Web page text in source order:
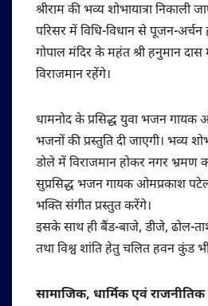
श्रीराम की भव्य शोभायात्रा निकाली
परिसर में विधि-विधान से पूजन-
गोपाल मंदिर के महंत श्री हनुमान दास
विराजमान रहेंगे।
धामनोद के प्रसिद्ध युवा भजन गायक
भजनों की प्रस्तुति दी जाएगी। भव्य
डोले में विराजमान होकर नगर भ्रमण
सुप्रसिद्ध भजन गायक ओमप्रकाश
भक्ति संगीत प्रस्तुत करेंगे।
इसके साथ ही बैंड-बाजे, डीजे, ढोल-
तथा विश्व शांति हेतु चलित हवन कुंड भी
सामाजिक, धार्मिक एवं